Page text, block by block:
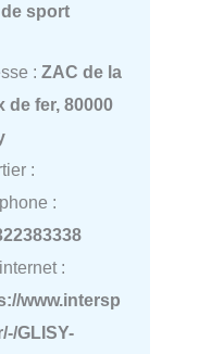
sport
: ZAC de la
de fer, 80000
:
:
:
www.intersp
GLISY-